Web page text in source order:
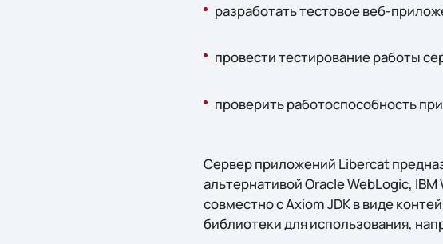
разработать тестовое веб-
провести тестирование работы
проверить работоспособность
Сервер приложений Liberсat
альтернативой Oracle WebLogic,
совместно с Axiom JDK в виде
библиотеки для использования,